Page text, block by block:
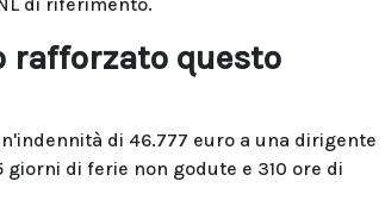
rafforzato questo
di 46.777 euro a una dirigente
di ferie non godute e 310 ore di